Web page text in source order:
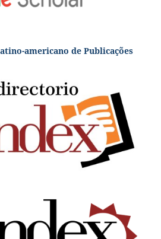
americano de Publicações